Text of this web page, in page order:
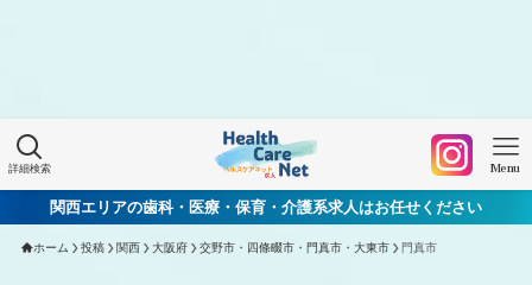
詳細検索 Menu
関西エリアの歯科・医療・保育・介護系求人はお任せください
ホーム 投稿 関西 大阪府 交野市・四條畷市・門真市・大東市 門真市